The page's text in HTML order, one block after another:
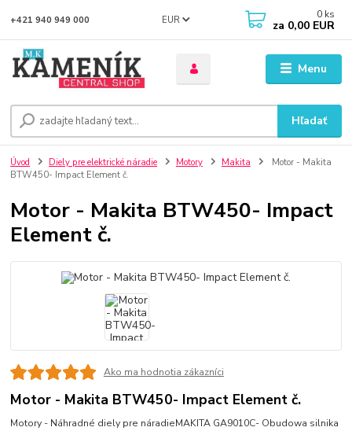
Menu
EUR
Hľadať
+421 940 949 000 0 ks
za 0,00 EUR
Úvod Diely pre elektrické náradie Motory Makita
Motor - Makita
BTW450- Impact Element č.
Motor - Makita BTW450- Impact
Element č.
Ako ma hodnotia zákazníci
Motor - Makita BTW450- Impact Element č.
Motory - Náhradné diely pre náradieMAKITA GA9010C- Obudowa silnika